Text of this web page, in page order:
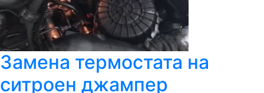
Замена термостата на
ситроен джампер